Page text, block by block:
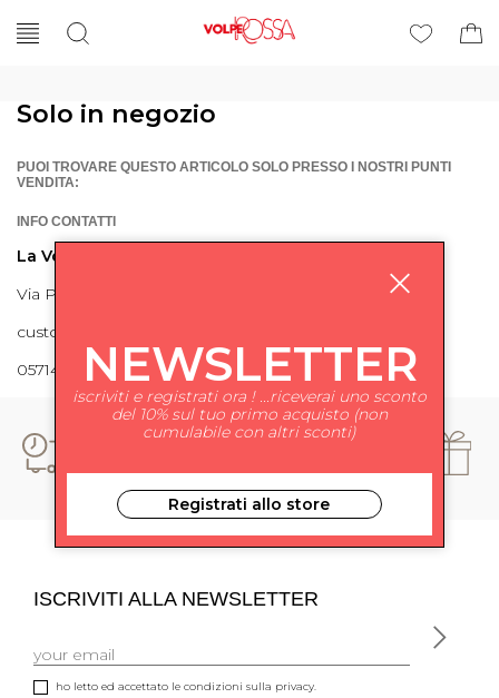
Solo in negozio
PUOI TROVARE QUESTO ARTICOLO SOLO PRESSO I NOSTRI PUNTI
VENDITA:
INFO CONTATTI
La Volpe Rossa
Via Piave 27 56024 Ponte a Egola
customercare@lavolperossa.it
0571498228
ISCRIVITI ALLA NEWSLETTER
ho letto ed accettato le condizioni sulla privacy.
NEWSLETTER
iscriviti e registrati ora ! ...riceverai uno sconto
del 10% sul tuo primo acquisto (non
cumulabile con altri sconti)
Registrati allo store